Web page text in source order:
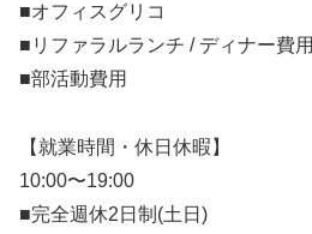
■オフィスグリコ
■リファラルランチ / ディナー費用
■部活動費用
【就業時間・休日休暇】
10:00〜19:00
■完全週休2日制(土日)